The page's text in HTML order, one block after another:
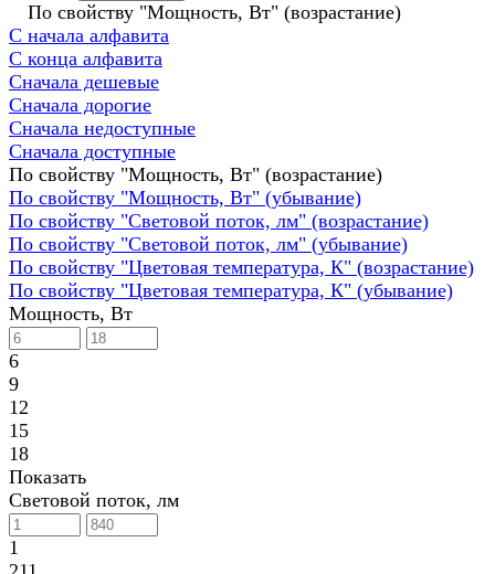
По свойству "Мощность, Вт" (возрастание)
С начала алфавита
С конца алфавита
Сначала дешевые
Сначала дорогие
Сначала недоступные
Сначала доступные
По свойству "Мощность, Вт" (возрастание)
По свойству "Мощность, Вт" (убывание)
По свойству "Световой поток, лм" (возрастание)
По свойству "Световой поток, лм" (убывание)
По свойству "Цветовая температура, К" (возрастание)
По свойству "Цветовая температура, К" (убывание)
Мощность, Вт
6
9
12
15
18
Показать
Световой поток, лм
1